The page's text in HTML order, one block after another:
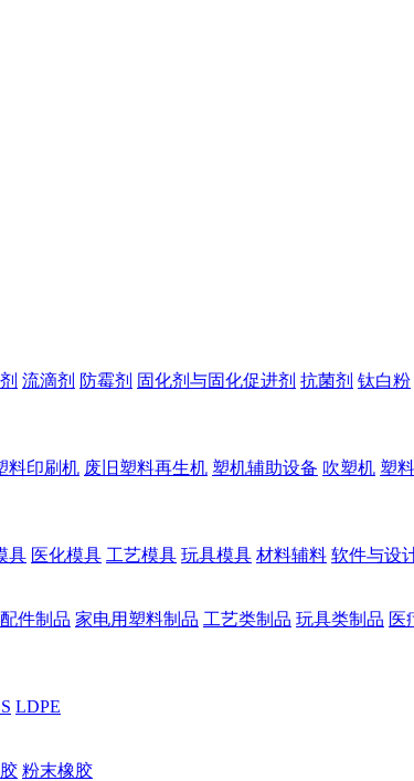
流滴剂 防霉剂 固化剂与固化促进剂 抗菌剂 钛白粉
料印刷机 废旧塑料再生机 塑机辅助设备 吹塑机 塑
具 医化模具 工艺模具 玩具模具 材料辅料 软件与设
件制品 家电用塑料制品 工艺类制品 玩具类制品 医
LDPE
粉末橡胶